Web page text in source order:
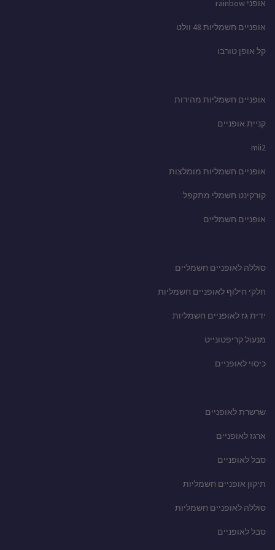
אופני rainbow
אופניים חשמליות 48 וולט
קל אופן טורבו
אופניים חשמליות מהירות
קניית אופניים
mii2
אופניים חשמליות מומלצות
קורקינט חשמלי מתקפל
אופניים חשמליים
סוללה לאופניים חשמליים
חלקי חילוף לאופניים חשמליות
ידית גז לאופניים חשמליות
מנעול קריפטונייט
כיסוי לאופניים
שרשרת לאופניים
ארגז לאופניים
סבל לאופניים
תיקון אופניים חשמליות
סוללה לאופניים חשמליות
סבל לאופניים